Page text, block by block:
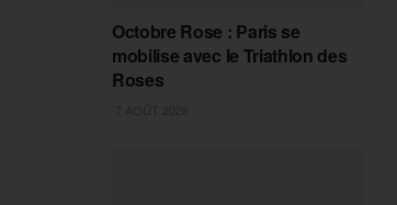
Octobre Rose : Paris se
mobilise avec le Triathlon des
Roses